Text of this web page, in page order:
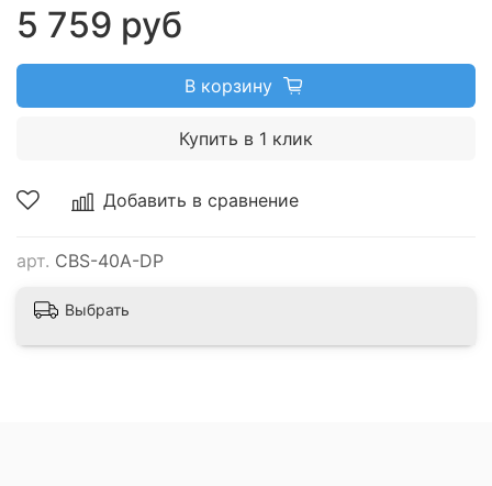
Добавить в сравнение
арт. CBS-40A-DP
5 759 руб
В корзину
Купить в 1 клик
Выбрать